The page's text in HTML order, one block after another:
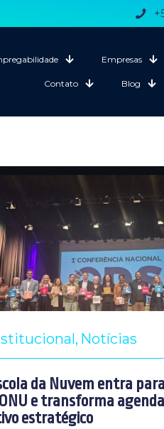
Empresas
Contato Blog
Notícias
da Nuvem entra
e transforma
estratégico